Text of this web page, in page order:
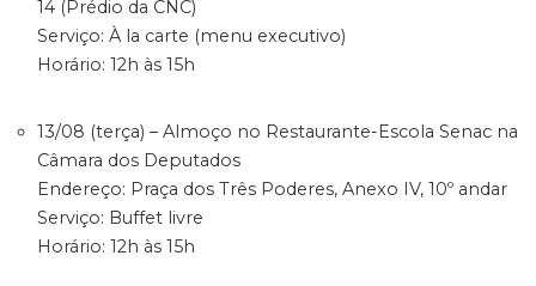
14 (Prédio da CNC)
Serviço: À la carte (menu executivo)
Horário: 12h às 15h
13/08 (terça) – Almoço no Restaurante-Escola Senac na
Câmara dos Deputados
Endereço: Praça dos Três Poderes, Anexo IV, 10º andar
Serviço: Buffet livre
Horário: 12h às 15h